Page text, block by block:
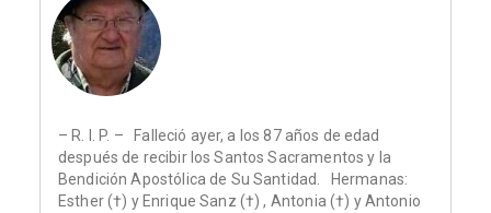
– R. I. P. – Falleció ayer, a los 87 años de edad
después de recibir los Santos Sacramentos y la
Bendición Apostólica de Su Santidad. Hermanas:
Esther (†) y Enrique Sanz (†) , Antonia (†) y Antonio